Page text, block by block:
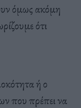
όμως ακόμη
ότι
ή ο
που πρέπει να